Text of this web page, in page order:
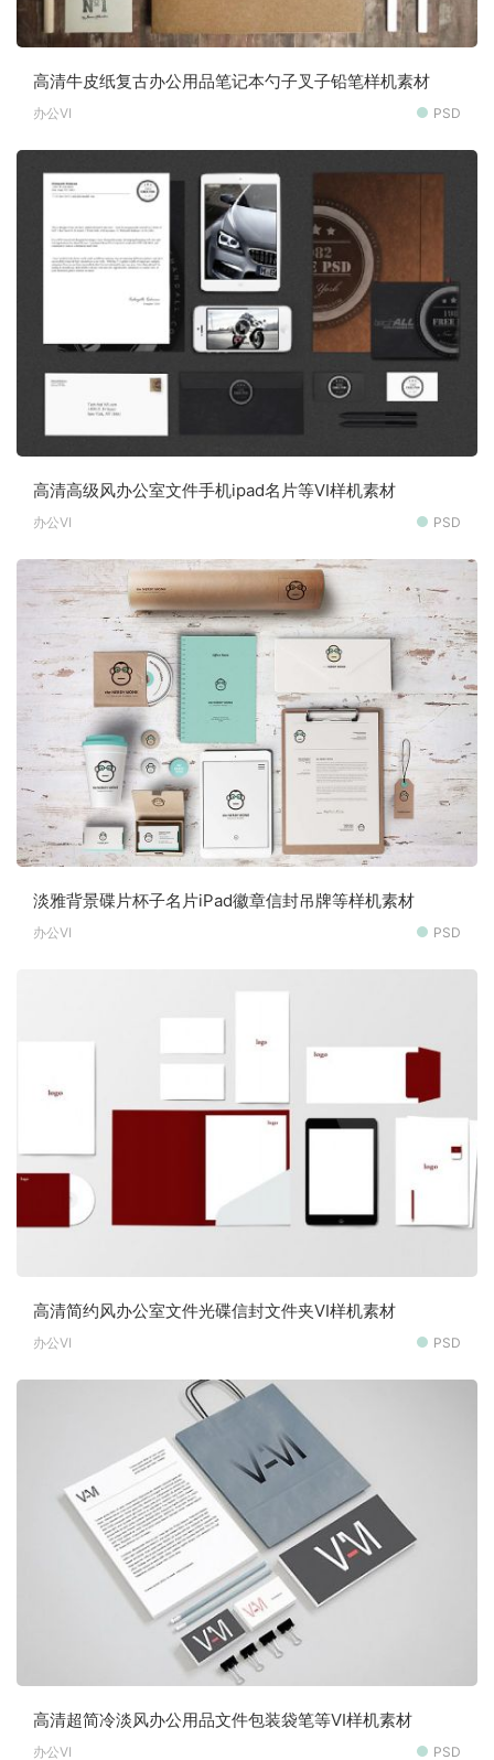
高清牛皮纸复古办公用品笔记本勺子叉子铅笔样机素材
办公VI PSD
高清高级风办公室文件手机ipad名片等VI样机素材
办公VI PSD
淡雅背景碟片杯子名片iPad徽章信封吊牌等样机素材
办公VI PSD
高清简约风办公室文件光碟信封文件夹VI样机素材
办公VI PSD
高清超简冷淡风办公用品文件包装袋笔等VI样机素材
办公VI PSD